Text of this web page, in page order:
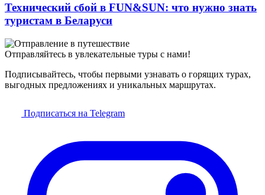
Технический сбой в FUN&SUN: что нужно знать
туристам в Беларуси
Отправляйтесь в увлекательные туры с нами!
Подписывайтесь, чтобы первыми узнавать о горящих турах,
выгодных предложениях и уникальных маршрутах.
Подписаться на Telegram